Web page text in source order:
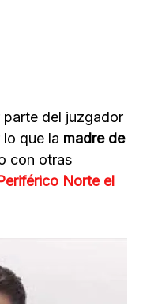
parte del juzgador
que la madre de
con otras
Norte el